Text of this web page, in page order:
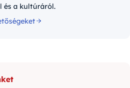
és a kultúráról.